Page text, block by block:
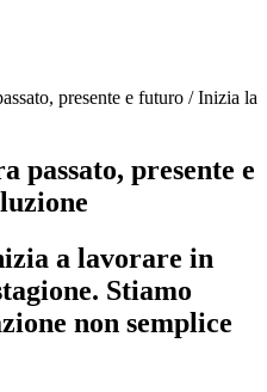
presente e futuro / Inizia la
passato, presente e
a lavorare in
Stiamo
non semplice